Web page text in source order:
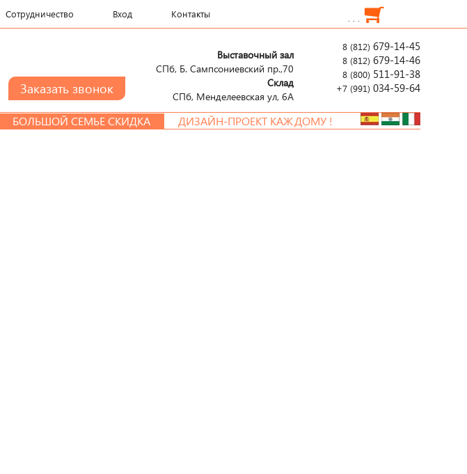
Сотрудничество Вход Контакты . . .
8 (812) 679-14-45
8 (812) 679-14-46
8 (800) 511-91-38
+7 (991) 034-59-64
Выставочный зал
СПб, Б. Сампсониевский пр.,70
Склад
СПб, Менделеевcкая ул, 6А
БОЛЬШОЙ СЕМЬЕ СКИДКА ДИЗАЙН-ПРОЕКТ КАЖДОМУ !